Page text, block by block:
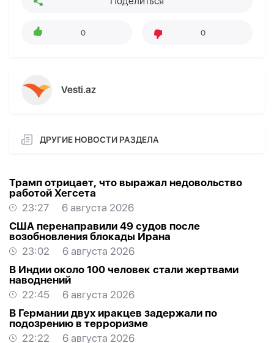
0 0
Vesti.az
ДРУГИЕ НОВОСТИ РАЗДЕЛА
Трамп отрицает, что выражал недовольство
работой Хегсета
23:27
6 августа 2026
США перенаправили 49 судов после
возобновления блокады Ирана
23:02
6 августа 2026
В Индии около 100 человек стали жертвами
наводнений
22:45
6 августа 2026
В Германии двух иракцев задержали по
подозрению в терроризме
22:22
6 августа 2026